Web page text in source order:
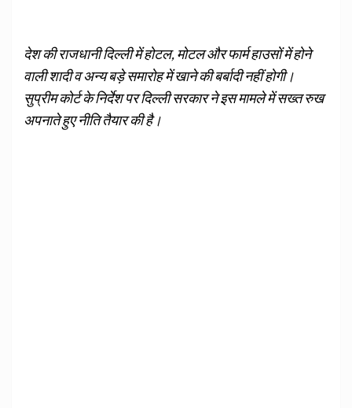
देश की राजधानी दिल्ली में होटल, मोटल और फार्म हाउसों में होने
वाली शादी व अन्य बड़े समारोह में खाने की बर्बादी नहीं होगी।
सुप्रीम कोर्ट के निर्देश पर दिल्ली सरकार ने इस मामले में सख्त रुख
अपनाते हुए नीति तैयार की है।